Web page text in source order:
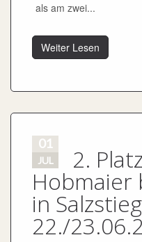
als am zwei...
Weiter Lesen
01
JUL 2.
Hobmaier
in
22./